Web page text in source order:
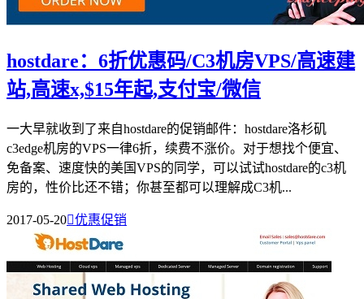
hostdare：6折优惠码/C3机房VPS/高速建
站,高速x,$15年起,支付宝/微信
一大早就收到了来自hostdare的促销邮件：hostdare洛杉矶
c3edge机房的VPS一律6折，续费不涨价。对于想找个便宜、
免备案、速度快的美国VPS的同学，可以试试hostdare的c3机
房的，性价比还不错；你甚至都可以理解成C3机...
2017-05-20优惠促销